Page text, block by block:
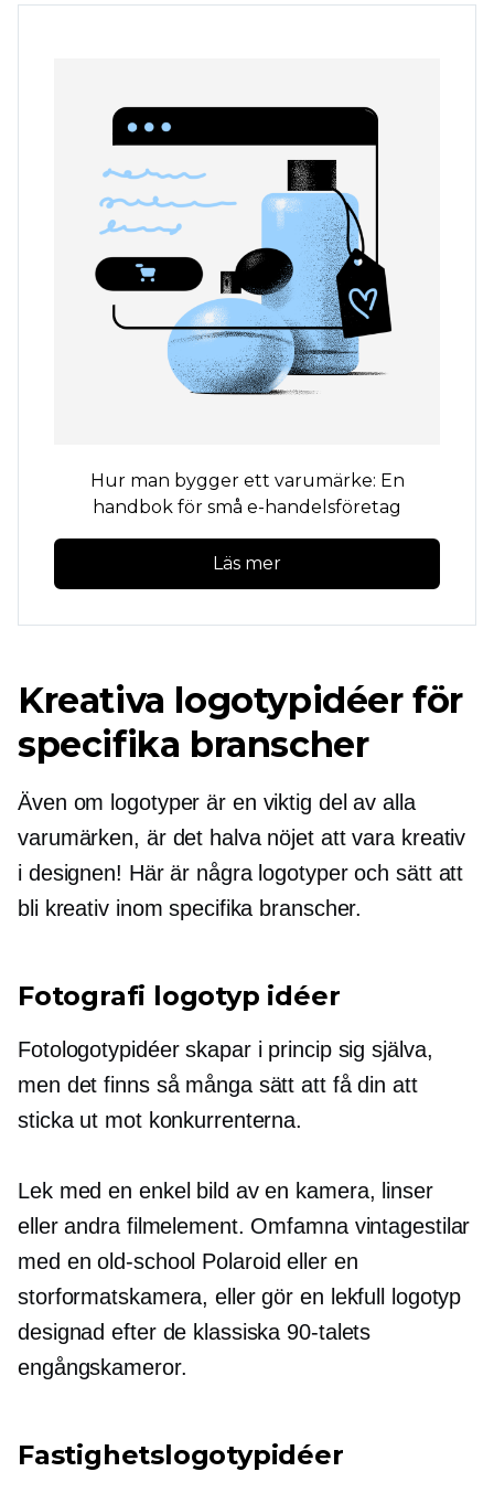
Hur man bygger ett varumärke: En
handbok för små e-handelsföretag
Läs mer
Kreativa logotypidéer för
specifika branscher
Även om logotyper är en viktig del av alla
varumärken, är det halva nöjet att vara kreativ
i designen! Här är några logotyper och sätt att
bli kreativ inom specifika branscher.
Fotografi logotyp idéer
Fotologotypidéer skapar i princip sig själva,
men det finns så många sätt att få din att
sticka ut mot konkurrenterna.
Lek med en enkel bild av en kamera, linser
eller andra filmelement. Omfamna vintagestilar
med enold-school Polaroid eller en
storformatskamera, eller gör en lekfull logotyp
designad efter de klassiska 90-talets
engångskameror.
Fastighetslogotypidéer